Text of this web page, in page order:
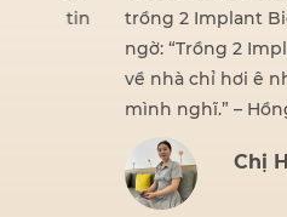
trồng 2 Implant Biotem.
ngờ: “Trồng 2 Implant
về nhà chỉ hơi ê nhẹ
mình nghĩ.” – Hồng
Chị Hồng